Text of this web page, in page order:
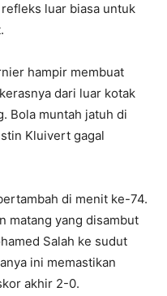
luar biasa untuk
hampir membuat
dari luar kotak
Bola muntah jatuh di
Kluivert gagal
di menit ke-74.
matang yang disambut
Salah ke sudut
ini memastikan
akhir 2-0.